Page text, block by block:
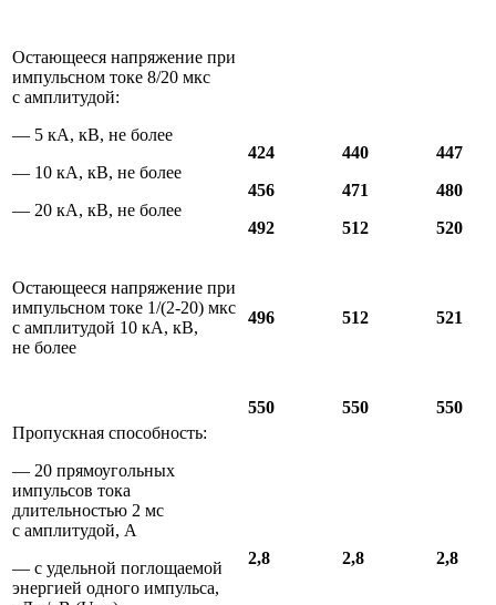
Остающееся напряжение при
импульсном токе 8/20 мкс
с амплитудой:
— 5 кА, кВ, не более
— 10 кА, кВ, не более
— 20 кА, кВ, не более
424
456
492
440
471
512
447
480
520
Остающееся напряжение при
импульсном токе 1/(2-20) мкс
с амплитудой 10 кА, кВ,
не более
496 512 521
Пропускная способность:
— 20 прямоугольных
импульсов тока
длительностью 2 мс
с амплитудой, А
— с удельной поглощаемой
энергией одного импульса,
550
2,8
550
2,8
550
2,8